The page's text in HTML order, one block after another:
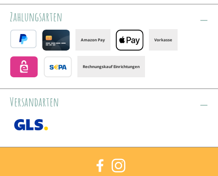
Zahlungsarten
Credit card
Amazon Pay Vorkasse
Rechnungskauf Einrichtungen
Versandarten
FacebookInstagram